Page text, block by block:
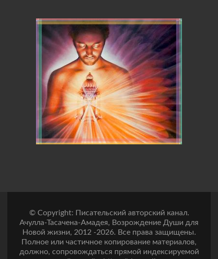
© Copyright: Писательский авторский канал.
Ачулла-Тасачена-Амадея, Возрождение Души для
Новой жизни, 2012 -2026. Все права защищены.
Полное или частичное копирование материалов,
должно, сопровождаться прямой индексируемой